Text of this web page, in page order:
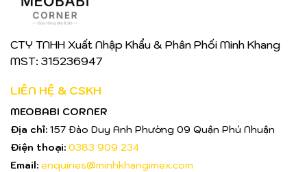
CTY TNHH Xuất Nhập Khẩu & Phân Phối Minh Khang
MST: 315236947
LIÊN HỆ & CSKH
MEOBABI CORNER
Địa chỉ: 157 Đào Duy Anh Phường 09 Quận Phú Nhuận
Điện thoại: 0383 909 234
Email: enquiries@minhkhangimex.com